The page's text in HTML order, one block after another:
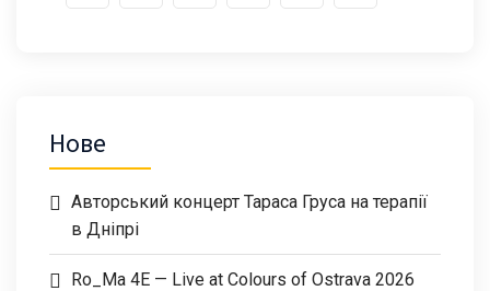
Нове
Авторський концерт Тараса Груса на терапії
в Дніпрі
Ro_Ma 4E — Live at Colours of Ostrava 2026